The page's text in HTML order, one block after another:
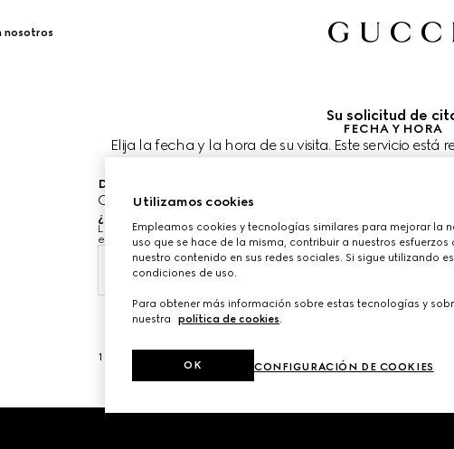
nosotros
Su solicitud de
FECHA Y HORA
Elija la fecha y la hora de su visita. Este servicio está
Donde le gustaria visitarnos?
Gucci Osaka Flagship
¿Cuándo le gustaría agendar su cita?
Las fechas y horas se muestran en la hora local de la tienda
equipo de asesoría de clientes.
9 ago. 2026
1
Utilizamos cookies
Empleamos cookies y tecnologías similares para mejorar la
uso que se hace de la misma, contribuir a nuestros
nuestro contenido en sus redes sociales. Si sigue utilizando
condiciones de uso.
Para obtener más información sobre estas tecnologías y
nuestra
política de cookies.
CONFIGURACIÓN DE COOKIES
OK